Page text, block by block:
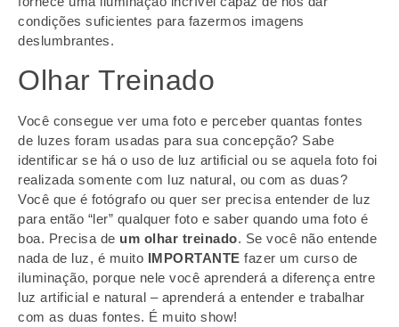
condições suficientes para fazermos imagens
deslumbrantes.
Olhar Treinado
Você consegue ver uma foto e perceber quantas fontes
de luzes foram usadas para sua concepção? Sabe
identificar se há o uso de luz artificial ou se aquela foto foi
realizada somente com luz natural, ou com as duas?
Você que é fotógrafo ou quer ser precisa entender de luz
para então “ler” qualquer foto e saber quando uma foto é
boa. Precisa de um olhar treinado. Se você não entende
nada de luz, é muito IMPORTANTE fazer um curso de
iluminação, porque nele você aprenderá a diferença entre
luz artificial e natural – aprenderá a entender e trabalhar
com as duas fontes. É muito show!